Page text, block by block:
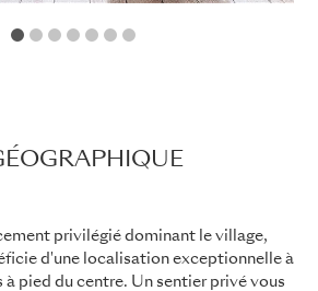
1 2 3 4
privilégié dominant le village,
d'une localisation exceptionnelle à
à pied du centre. Un sentier privé vous